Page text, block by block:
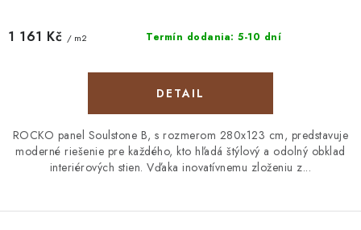
Termín dodania: 5-10 dní
1 161 Kč / m2
DETAIL
ROCKO panel Soulstone B, s rozmerom 280x123 cm, predstavuje
moderné riešenie pre každého, kto hľadá štýlový a odolný obklad
interiérových stien. Vďaka inovatívnemu zloženiu z...